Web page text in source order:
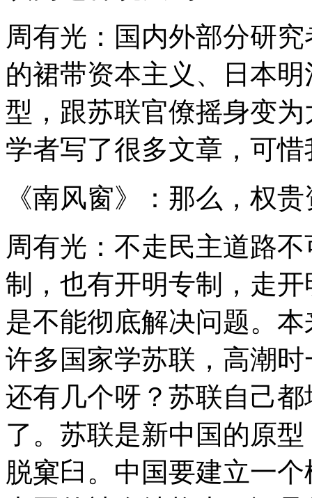
周有光：国内外部分研
的裙带资本主义、日本
型，跟苏联官僚摇身变
学者写了很多文章，可
《南风窗》：那么，权
周有光：不走民主道路
制，也有开明专制，走
是不能彻底解决问题。
许多国家学苏联，高潮
还有几个呀？苏联自己
了。苏联是新中国的原
脱窠臼。中国要建立一